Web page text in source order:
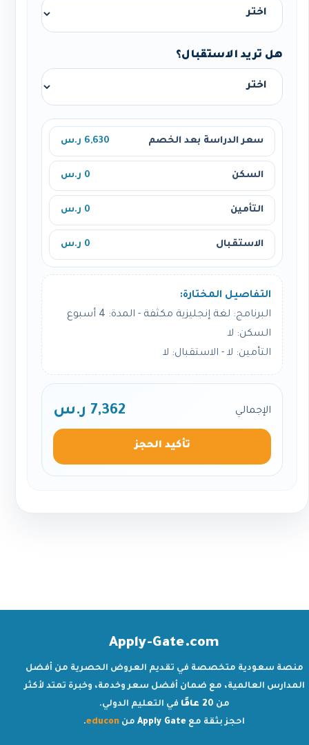
هل تريد الاستقبال؟
سعر الدراسة بعد الخصم 6,630 ر.س
السكن 0 ر.س
التأمين 0 ر.س
الاستقبال 0 ر.س
التفاصيل المختارة:
البرنامج: لغة إنجليزية مكثفة - المدة: 4 أسبوع
السكن: لا
التأمين: لا - الاستقبال: لا
الإجمالي 7,362 ر.س
تأكيد الحجز
Apply-Gate.com
منصة سعودية متخصصة في تقديم العروض الحصرية من أفضل
المدارس العالمية، مع ضمان أفضل سعر وخدمة، وخبرة تمتد لأكثر
من 20 عامًا
في التعليم الدولي.
احجز بثقة مع Apply Gate من educon
.